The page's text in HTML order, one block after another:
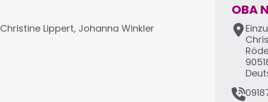
Christine Lippert, Johanna Winkler
OBA
A
d
e
T